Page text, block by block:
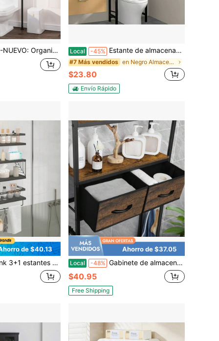
estantería de madera ajustable de 4 niveles para habitaciones pequeñas, estante ahorrador de espacio, 92 a 116 pulgadas de alto, gabinete estrecho, marrón rústico Local -45% Estante de almacenamiento para inodoro independiente de 3 niveles con diseño ajustable y ganchos para cestas, ahorra espacio, ideal para toallas y artículos de aseo.
#7 Más vendidos en Negro Almacenamiento sobre el inodoro
$23.80
Envío Rápido
de $40.13
estantes flotantes de madera rústica con marco de metal y barra para toallas para baño, cocina, dormitorio, sala de estar, decoración del hogar y organizador de baño, de vuelta al colegio en verano
Ahorro de $37.05
Local -48% Gabinete de almacenamiento sobre el inodoro, gabinete de almacenamiento de baño sobre el inodoro que se ajusta a la mayoría de los inodoros, estantería sobre el inodoro, organizador de estantería de baño con cajones de tela, marrón rústico
$40.95
Free Shipping